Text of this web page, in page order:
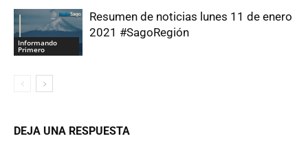
Informando
Primero
Resumen de noticias lunes 11 de enero
2021 #SagoRegión
DEJA UNA RESPUESTA